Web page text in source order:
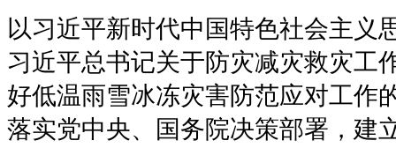
以习近平新时代中国特色社会主义
习近平总书记关于防灾减灾救灾工
好低温雨雪冰冻灾害防范应对工作
落实党中央、国务院决策部署，建